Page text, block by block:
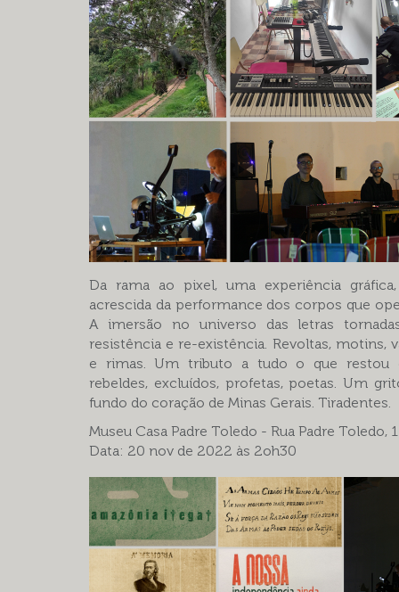
Da rama ao pixel, uma experiência
acrescida da performance dos corpos que
A imersão no universo das letras
resistência e re-existência. Revoltas, motins,
e rimas. Um tributo a tudo o que restou
rebeldes, excluídos, profetas, poetas. Um
fundo do coração de Minas Gerais. Tiradentes.
Museu Casa Padre Toledo - Rua Padre Toledo,
Data: 20 nov de 2022 às 2oh30